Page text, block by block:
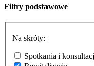
Filtry podstawowe
Na skróty:
Spotkania i